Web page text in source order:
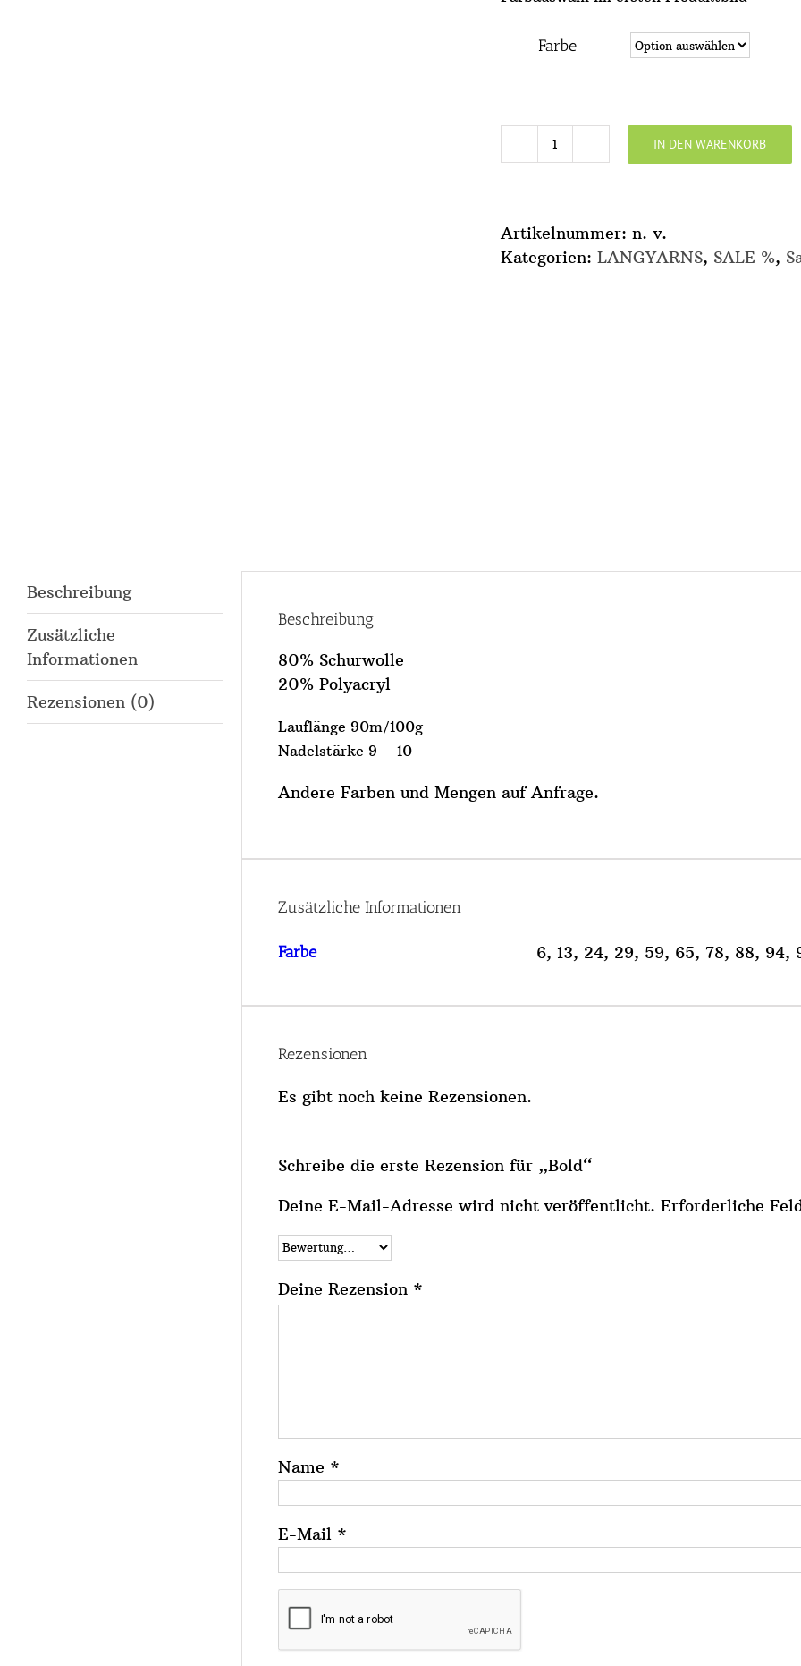
Farbe
Bold
IN DEN WARENKORB
Artikelnummer: n. v.
Kategorien: LANGYARNS, SALE %,
Beschreibung
Zusätzliche
Informationen
Rezensionen (0)
Beschreibung
80% Schurwolle
20% Polyacryl
Lauflänge 90m/100g
Nadelstärke 9 – 10
Andere Farben und Mengen auf Anfrage.
Zusätzliche Informationen
Farbe 6, 13, 24, 29, 59, 65, 78, 88, 94,
Rezensionen
Es gibt noch keine Rezensionen.
Schreibe die erste Rezension für „Bold“
Deine E-Mail-Adresse wird nicht veröffentlicht. Erforderliche
Deine Rezension *
Name *
E-Mail *